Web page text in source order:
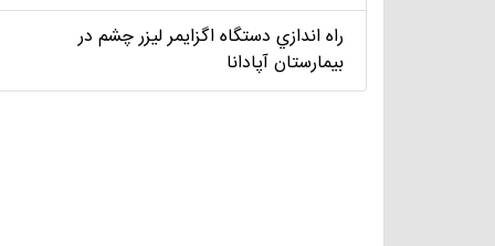
راه اندازي دستگاه اگزايمر ليزر چشم در
بيمارستان آپادانا